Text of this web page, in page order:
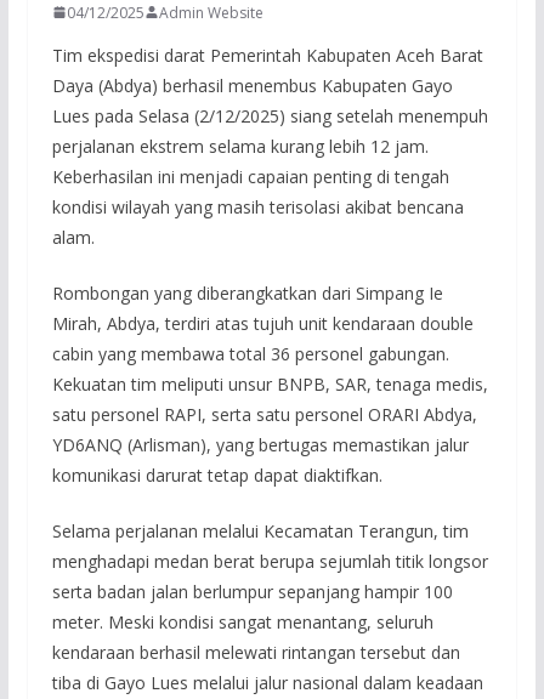
04/12/2025 Admin Website
Tim ekspedisi darat Pemerintah Kabupaten Aceh Barat
Daya (Abdya) berhasil menembus Kabupaten Gayo
Lues pada Selasa (2/12/2025) siang setelah menempuh
perjalanan ekstrem selama kurang lebih 12 jam.
Keberhasilan ini menjadi capaian penting di tengah
kondisi wilayah yang masih terisolasi akibat bencana
alam.
Rombongan yang diberangkatkan dari Simpang Ie
Mirah, Abdya, terdiri atas tujuh unit kendaraan double
cabin yang membawa total 36 personel gabungan.
Kekuatan tim meliputi unsur BNPB, SAR, tenaga medis,
satu personel RAPI, serta satu personel ORARI Abdya,
YD6ANQ (Arlisman), yang bertugas memastikan jalur
komunikasi darurat tetap dapat diaktifkan.
Selama perjalanan melalui Kecamatan Terangun, tim
menghadapi medan berat berupa sejumlah titik longsor
serta badan jalan berlumpur sepanjang hampir 100
meter. Meski kondisi sangat menantang, seluruh
kendaraan berhasil melewati rintangan tersebut dan
tiba di Gayo Lues melalui jalur nasional dalam keadaan